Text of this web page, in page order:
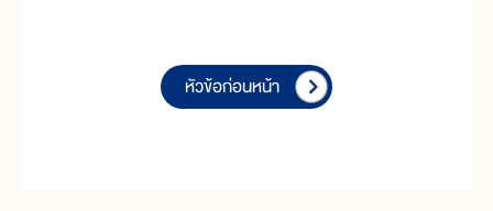
หัวข้อก่อนหน้า